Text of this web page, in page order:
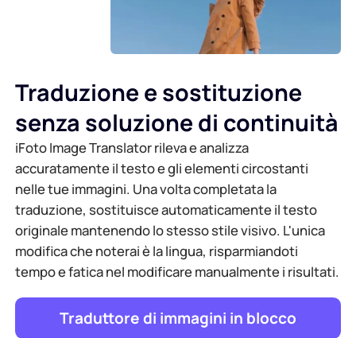
Traduzione e sostituzione
senza soluzione di continuità
iFoto Image Translator rileva e analizza
accuratamente il testo e gli elementi circostanti
nelle tue immagini. Una volta completata la
traduzione, sostituisce automaticamente il testo
originale mantenendo lo stesso stile visivo. L'unica
modifica che noterai è la lingua, risparmiandoti
tempo e fatica nel modificare manualmente i risultati.
Traduttore di immagini in blocco